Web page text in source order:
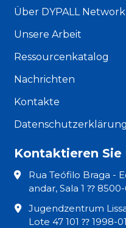
Über DYPALL Network
Unsere Arbeit
Ressourcenkatalog
Nachrichten
Kontakte
Datenschutzerklärung
Kontaktieren Sie
Rua Teófilo Braga -
andar, Sala 1 ⁇
Jugendzentrum
Lote 47 101 ⁇ 1998-